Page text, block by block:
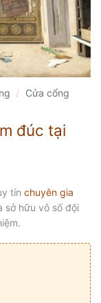
/
Cửa cổng
đúc tại
tín chuyên gia
sở hữu vô số đội